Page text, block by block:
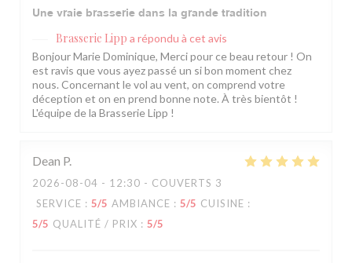
Une vraie brasserie dans la grande tradition
Brasserie Lipp a répondu à cet avis
Bonjour Marie Dominique, Merci pour ce beau retour ! On
est ravis que vous ayez passé un si bon moment chez
nous. Concernant le vol au vent, on comprend votre
déception et on en prend bonne note. À très bientôt !
L'équipe de la Brasserie Lipp !
Dean P
2026-08-04 - 12:30 - COUVERTS 3
SERVICE : 5/5 AMBIANCE : 5/5 CUISINE :
5/5 QUALITÉ / PRIX : 5/5